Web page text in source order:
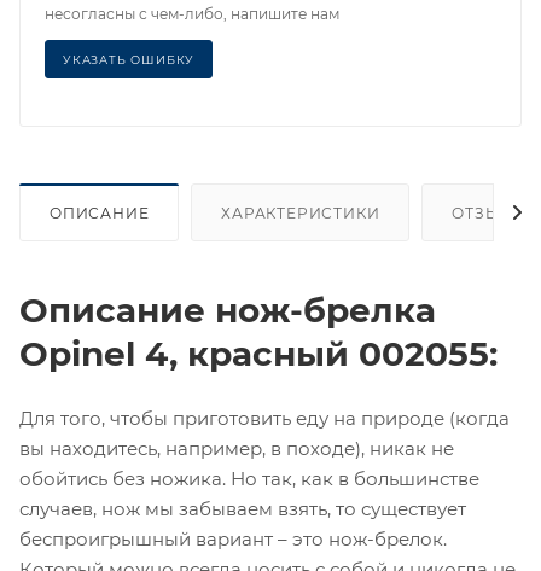
несогласны с чем-либо, напишите нам
УКАЗАТЬ ОШИБКУ
ОПИСАНИЕ ХАРАКТЕРИСТИКИ ОТЗЫВЫ
Описание нож-брелка
Opinel 4, красный 002055:
Для того, чтобы приготовить еду на природе (когда
вы находитесь, например, в походе), никак не
обойтись без ножика. Но так, как в большинстве
случаев, нож мы забываем взять, то существует
беспроигрышный вариант – это нож-брелок.